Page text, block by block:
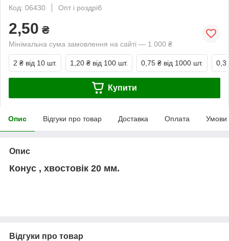
Код: 06430
Опт і роздріб
2,50 ₴
Мінімальна сума замовлення на сайті — 1 000 ₴
2 ₴ від 10 шт. 1,20 ₴ від 100 шт. 0,75 ₴ від 1000 шт.
Купити
Опис Відгуки про товар Доставка Оплата Умови
Опис
Конус , хвостовік 20 мм.
Відгуки про товар